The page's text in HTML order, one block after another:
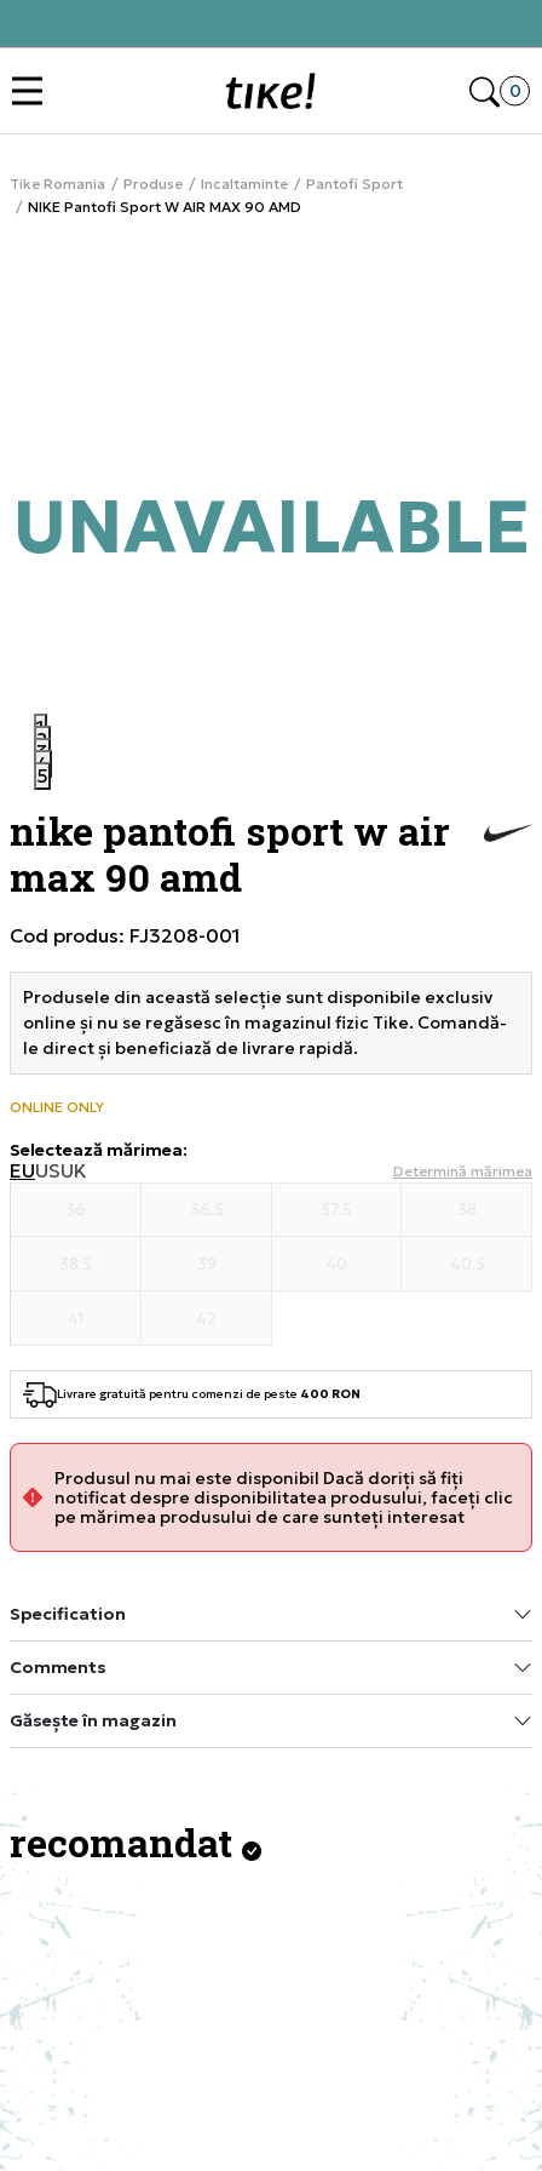
0
Tike Romania Produse Incaltaminte
Pantofi Sport
NIKE Pantofi Sport W AIR MAX 90 AMD
1
2
3
4
5
UNAVAILABLE
nike pantofi sport w air
max 90 amd
Cod produs: FJ3208-001
Produsele din această selecție sunt disponibile exclusiv
online și nu se regăsesc în magazinul fizic Tike. Comandă-
le direct și beneficiază de livrare rapidă.
ONLINE ONLY
Selectează mărimea:
EUUSUK Determină mărimea
Livrare gratuită pentru comenzi de peste 400 RON
Produsul nu mai este disponibil Dacă doriți să fiți
notificat despre disponibilitatea produsului, faceți clic
pe mărimea produsului de care sunteți interesat
Specification
Comments
Găsește în magazin
recomandat